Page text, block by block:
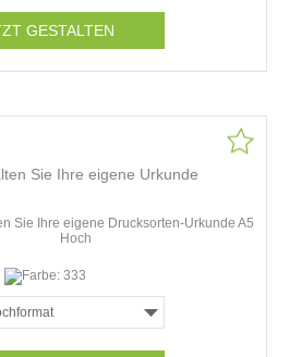
GESTALTEN
Sie Ihre eigene Urkunde